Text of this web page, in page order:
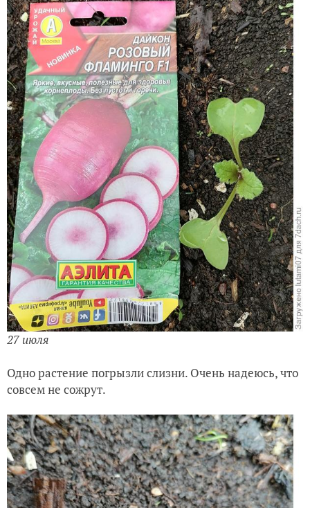
27 июля
Одно растение погрызли слизни. Очень надеюсь, что
совсем не сожрут.